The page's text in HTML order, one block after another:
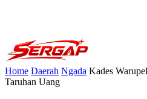
Home Daerah Ngada Kades
Taruhan Uang